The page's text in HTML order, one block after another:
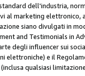
dell'industria,
al marketing
siano divulgati in
and Testimonials in
degli influencer sui
elettroniche) e il
qualsiasi